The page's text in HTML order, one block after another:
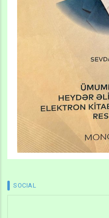
SOCIAL